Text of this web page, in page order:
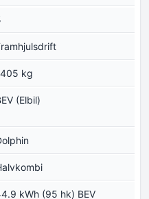
kg
(Elbil)
kWh (95 hk) BEV